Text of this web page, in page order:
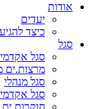
אודות
יעדים
כיצד להגיע
סגל
סגל
מרצות.ים
סגל מנהלי
סגל